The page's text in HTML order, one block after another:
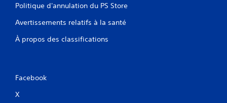
Politique d'annulation du PS Store
Avertissements relatifs à la santé
À propos des classifications
Facebook
X